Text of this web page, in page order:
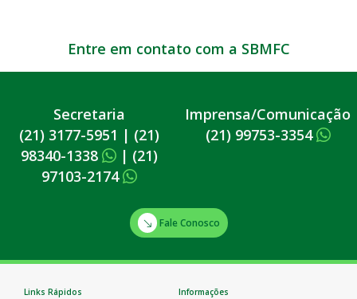
Entre em contato com a SBMFC
Secretaria
(21) 3177-5951 | (21)
98340-1338
| (21)
97103-2174
Imprensa/Comunicação
(21) 99753-3354
Fale Conosco
Links Rápidos Informações